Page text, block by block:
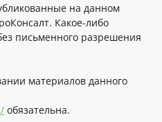
на данном
Какое-либо
письменного разрешения
материалов данного
обязательна.